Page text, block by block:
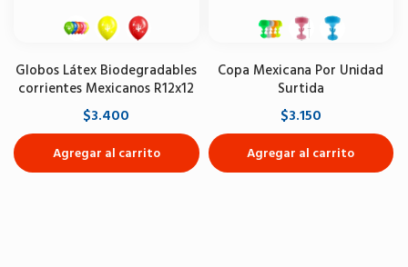
Globos Látex Biodegradables
corrientes Mexicanos R12x12
$3.400
Agregar al carrito
Copa Mexicana Por Unidad
Surtida
$3.150
Agregar al carrito